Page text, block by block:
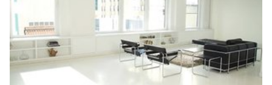
maken
Conferentie Vergadering Kantoor
Type ruimte